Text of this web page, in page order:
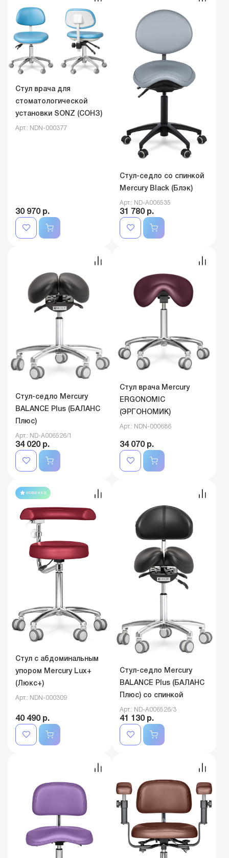
Стул врача для
стоматологической
установки SONZ (СОНЗ)
Арт.: NDN-000377
30 970 р.
Стул-седло со спинкой
Mercury Black (Блэк)
Арт.: ND-A006535
31 780 р.
Стул-седло Mercury
BALANCE Plus (БАЛАНС
Плюс)
Арт.: ND-A006526/1
34 020 р.
Стул врача Mercury
ERGONOMIC
(ЭРГОНОМИК)
Арт.: NDN-000686
34 070 р.
новинка
Стул с абдоминальным
упором Mercury Lux+
(Люкс+)
Арт.: NDN-000309
40 490 р.
Стул-седло Mercury
BALANCE Plus (БАЛАНС
Плюс) со спинкой
Арт.: ND-A006526/3
41 130 р.